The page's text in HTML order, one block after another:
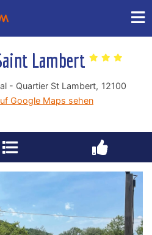
Lambert
- Quartier St Lambert, 12100
Google Maps sehen